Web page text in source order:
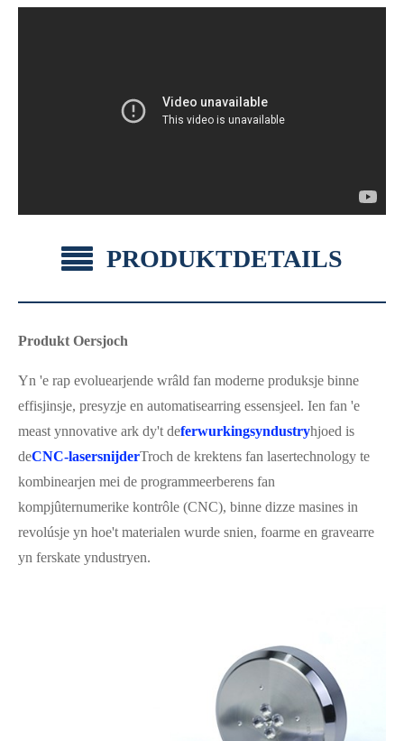
PRODUKTDETAILS
Produkt Oersjoch
Yn 'e rap evoluearjende wrâld fan moderne produksje binne
effisjinsje, presyzje en automatisearring essensjeel. Ien fan 'e
meast ynnovative ark dy't deferwurkingsyndustryhjoed is
deCNC-lasersnijderTroch de krektens fan lasertechnology te
kombinearjen mei de programmeerberens fan
kompjûternumerike kontrôle (CNC), binne dizze masines in
revolúsje yn hoe't materialen wurde snien, foarme en gravearre
yn ferskate yndustryen.